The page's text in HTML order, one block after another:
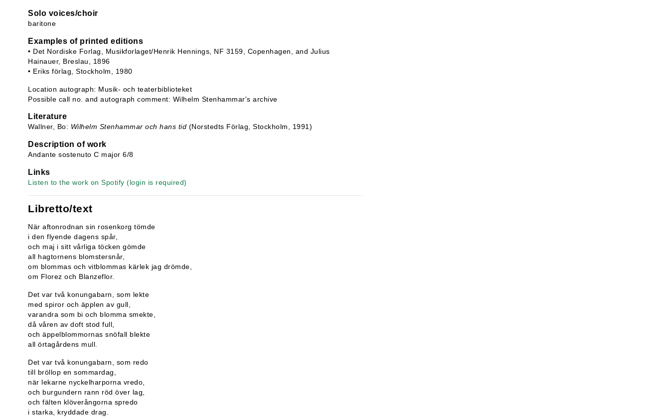
Solo voices/choir
baritone
Examples of printed editions
• Det Nordiske Forlag, Musikforlaget/Henrik Hennings, NF 3159, Copenhagen, and Julius
Hainauer, Breslau, 1896
• Eriks förlag, Stockholm, 1980
Location autograph: Musik- och teaterbiblioteket
Possible call no. and autograph comment: Wilhelm Stenhammar's archive
Literature
Wallner, Bo: Wilhelm Stenhammar och hans tid (Norstedts Förlag, Stockholm, 1991)
Description of work
Andante sostenuto C major 6/8
Links
Listen to the work on Spotify (login is required)
Libretto/text
När aftonrodnan sin rosenkorg tömde
i den flyende dagens spår,
och maj i sitt vårliga töcken gömde
all hagtornens blomstersnår,
om blommas och vitblommas kärlek jag drömde,
om Florez och Blanzeflor.
Det var två konungabarn, som lekte
med spiror och äpplen av gull,
varandra som bi och blomma smekte,
då våren av doft stod full,
och äppelblommornas snöfall blekte
all örtagårdens mull.
Det var två konungabarn, som redo
till bröllop en sommardag,
när lekarne nyckelharporna vredo,
och burgundern rann röd över lag,
och fälten klöverångorna spredo
i starka, kryddade drag.